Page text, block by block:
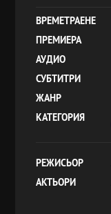
ВРЕМЕТРАЕНЕ
ПРЕМИЕРА
АУДИО
СУБТИТРИ
ЖАНР
КАТЕГОРИЯ
РЕЖИСЬОР
АКТЬОРИ